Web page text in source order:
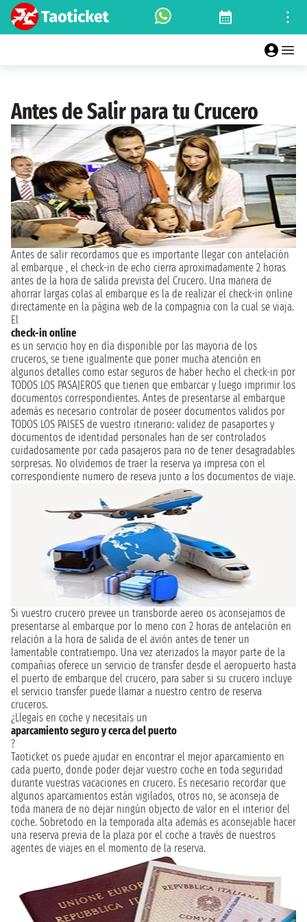
Antes de Salir para tu Crucero
Antes de salir recordamos que es importante llegar con antelación
al embarque , el check-in de echo cierra aproximadamente 2 horas
antes de la hora de salida prevista del Crucero. Una manera de
ahorrar largas colas al embarque es la de realizar el check-in online
directamente en la página web de la compagnia con la cual se viaja.
El
check-in online
es un servicio hoy en día disponible por las mayoria de los
cruceros, se tiene igualmente que poner mucha atención en
algunos detalles como estar seguros de haber hecho el check-in por
TODOS LOS PASAJEROS que tienen que embarcar y luego imprimir los
documentos correspondientes. Antes de presentarse al embarque
además es necesario controlar de poseer documentos validos por
TODOS LOS PAISES de vuestro itinerario: validez de pasaportes y
documentos de identidad personales han de ser controlados
cuidadosamente por cada pasajeros para no de tener desagradables
sorpresas. No olvidemos de traer la reserva ya impresa con el
correspondiente numero de reseva junto a los documentos de viaje.
Si vuestro crucero prevee un transborde aereo os aconsejamos de
presentarse al embarque por lo meno con 2 horas de antelación en
relación a la hora de salida de el avión antes de tener un
lamentable contratiempo. Una vez aterizados la mayor parte de la
compañias oferece un servicio de transfer desde el aeropuerto hasta
el puerto de embarque del crucero, para saber si su crucero incluye
el servicio transfer puede llamar a nuestro centro de reserva
cruceros.
¿Llegaís en coche y necesitaís un
aparcamiento seguro y cerca del puerto
?
Taoticket os puede ajudar en encontrar el mejor aparcamiento en
cada puerto, donde poder dejar vuestro coche en toda seguridad
durante vuestras vacaciones en crucero. Es necesario recordar que
algunos aparcamientos están vigilados, otros no, se aconseja de
toda manera de no dejar ningún objecto de valor en el interior del
coche. Sobretodo en la temporada alta además es aconsejable hacer
una reserva previa de la plaza por el coche a través de nuestros
agentes de viajes en el momento de la reserva.